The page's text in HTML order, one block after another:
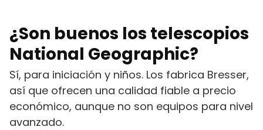
¿Son buenos los telescopios
National Geographic?
Sí, para iniciación y niños. Los fabrica Bresser,
así que ofrecen una calidad fiable a precio
económico, aunque no son equipos para nivel
avanzado.